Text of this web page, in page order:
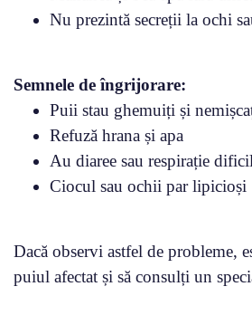
Nu prezintă secreții la ochi
Semnele de îngrijorare:
Puii stau ghemuiți și
Refuză hrana și apa
Au diaree sau respirație
Ciocul sau ochii par lipicioși
Dacă observi astfel de probleme,
puiul afectat și să consulți un